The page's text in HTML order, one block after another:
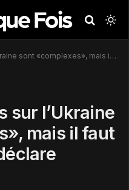
mais il faut s’y «engager», déclare Poutine
sur l’Ukraine
mais il faut